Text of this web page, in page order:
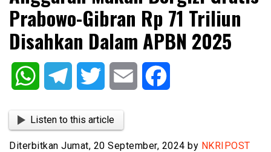
Prabowo-Gibran Rp 71 Triliun
Disahkan Dalam APBN 2025
WhatsAppTelegram Twitter Email
Listen to this article
Diterbitkan Jumat, 20 September, 2024 by NKRIPOST